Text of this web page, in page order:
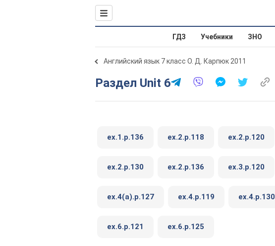
ГДЗ Учебники ЗНО
Английский язык 7 класс О. Д. Карпюк 2011
Раздел Unit 6
ex.1.p.136 ex.2.p.118 ex.2.p.120
ex.2.p.130 ex.2.p.136 ex.3.p.120
ex.4(a).p.127 ex.4.p.119 ex.4.p.130
ex.6.p.121 ex.6.p.125